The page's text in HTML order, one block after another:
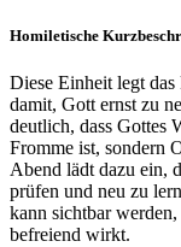
Homiletische
Diese Einheit legt
damit, Gott ernst zu
deutlich, dass Gottes
Fromme ist, sondern
Abend lädt dazu ein,
prüfen und neu zu
kann sichtbar
befreiend wirkt.